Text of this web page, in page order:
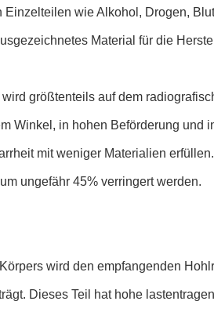
wie Alkohol, Drogen,
Material für die
größtenteils auf dem
Winkel, in hohen Beförderung und
mit weniger Materialien
ungefähr 45% verringert werden.
wird den empfangenden
Dieses Teil hat hohe